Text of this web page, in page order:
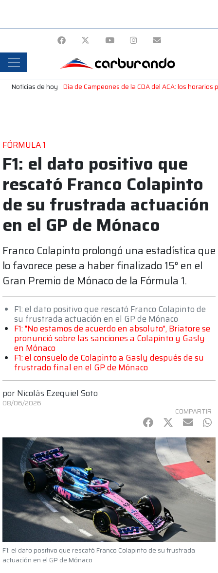
Noticias de hoy Día de Campeones de la CDA del ACA: los
FÓRMULA 1
F1: el dato positivo que
rescató Franco Colapinto
de su frustrada actuación
en el GP de Mónaco
Franco Colapinto prolongó una estadística que
lo favorece pese a haber finalizado 15° en el
Gran Premio de Mónaco de la Fórmula 1.
F1: el dato positivo que rescató Franco Colapinto de
su frustrada actuación en el GP de Mónaco
F1: "No estamos de acuerdo en absoluto", Briatore se
pronunció sobre las sanciones a Colapinto y Gasly
en Mónaco
F1: el consuelo de Colapinto a Gasly después de su
frustrado final en el GP de Mónaco
por Nicolás Ezequiel Soto
08/06/2026
COMPARTIR
Facebook
Twitter
mail
F1: el dato positivo que rescató Franco Colapinto de su frustrada
actuación en el GP de Mónaco